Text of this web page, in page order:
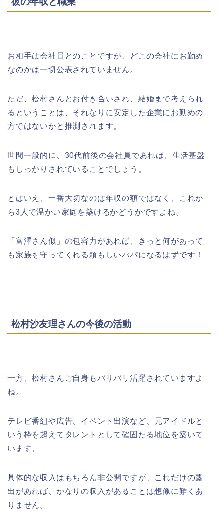
お相手は会社員とのことですが、どこの会社にお勤め
なのかは一切公表されていません。
ただ、松村さんとお付き合いされ、結婚まで考えられ
るということは、それなりに安定した企業にお勤めの
方ではないかと推測されます。
世間一般的に、30代前後の会社員であれば、生活基盤
もしっかりされていることでしょう。
とはいえ、一番大切なのは年収の額ではなく、これか
ら3人で温かい家庭を築けるかどうかですよね。
「富澤さん似」の包容力があれば、きっと何があって
も家族を守ってくれる頼もしいパパになるはずです！
松村沙友理さんの今後の活動
一方、松村さんご自身もバリバリ活躍されていますよ
ね。
テレビ番組や広告、イベント出演など、元アイドルと
いう枠を超えてタレントとして確固たる地位を築いて
います。
具体的な収入はもちろん非公開ですが、これだけの露
出があれば、かなりの収入があることは想像に難くあ
りません。